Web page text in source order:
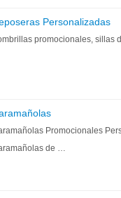
Personalizadas
promocionales, sillas
Promocionales
de …